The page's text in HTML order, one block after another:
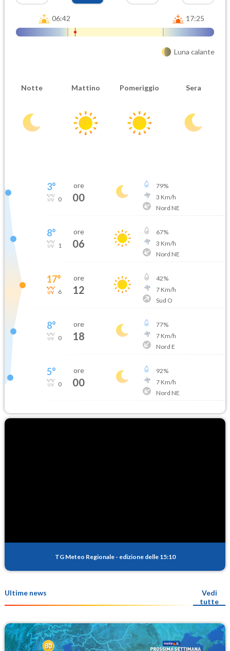
06:42 17:25
Luna calante
Notte Mattino Pomeriggio Sera
3°
0
ore
00
79%
3 Km/h
Nord NE
8°
1
ore
06
67%
3 Km/h
Nord NE
17°
6
ore
12
42%
7Km/h
Sud O
8°
0
ore
18
77%
7Km/h
Nord E
5°
0
ore
00
92%
7Km/h
Nord NE
TG Meteo Regionale - edizione delle 15:10
Ultime news
Vedi
tutte